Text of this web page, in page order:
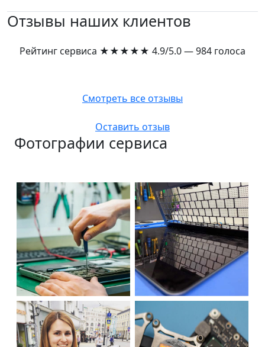
Отзывы наших клиентов
Рейтинг сервиса ★★★★★ 4.9/5.0 — 984 голоса
Смотреть все отзывы
Оставить отзыв
Фотографии сервиса